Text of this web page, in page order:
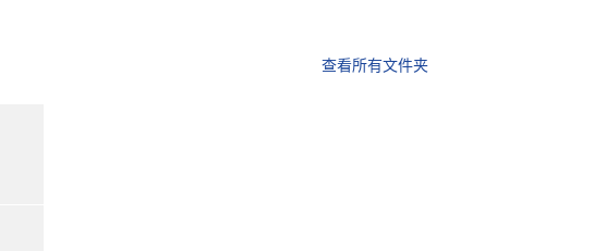
查看所有文件夹